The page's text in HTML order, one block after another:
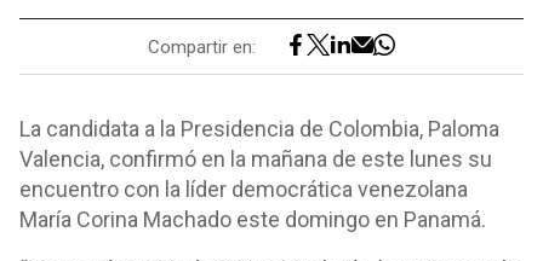
Compartir en:
La candidata a la Presidencia de Colombia, Paloma
Valencia, confirmó en la mañana de este lunes su
encuentro con la líder democrática venezolana
María Corina Machado este domingo en Panamá.